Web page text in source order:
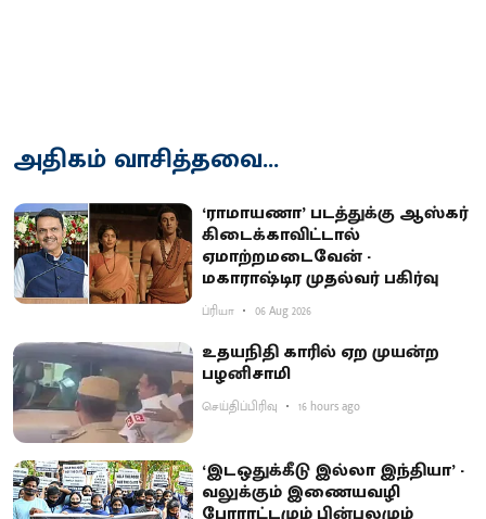
அதிகம் வாசித்தவை...
‘ராமாயணா’ படத்துக்கு ஆஸ்கர்
கிடைக்காவிட்டால்
ஏமாற்றமடைவேன் -
மகாராஷ்டிர முதல்வர் பகிர்வு
ப்ரியா 06 Aug 2026
உதயநிதி காரில் ஏற முயன்ற
பழனிசாமி
செய்திப்பிரிவு 16 hours ago
‘இடஒதுக்கீடு இல்லா இந்தியா’ -
வலுக்கும் இணையவழி